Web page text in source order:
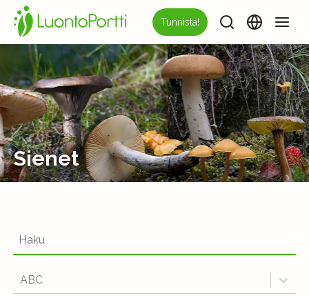
Tunnista!
Sienet
ABC